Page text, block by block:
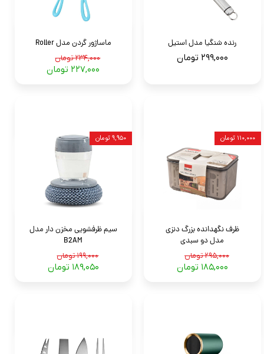
رنده شنگیا مدل استیل
۲۹۹,۰۰۰ تومان
ماساژور گردن مدل Roller
۲۳۴,۰۰۰ تومان
۲۲۷,۰۰۰ تومان
ظرف نگهدانده بزرگ دنزی
مدل دو سبدی
۲۹۵,۰۰۰ تومان
۱۸۵,۰۰۰ تومان
۱۱۰,۰۰۰ تومان
سیم ظرفشویی مخزن دار مدل
B2AM
۱۹۹,۰۰۰ تومان
۱۸۹,۰۵۰ تومان
۹,۹۵۰ تومان